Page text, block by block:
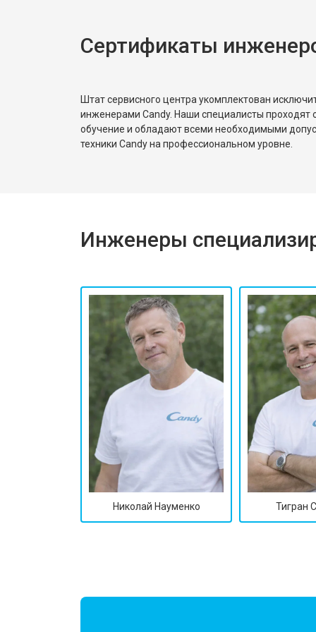
Ремонт или замена патрубка
Корпусный ремонт (замена
Замена щёток
Замена амортизаторов
Замена подшипников
Замена мотора
Ремонт/замена датчика
Замена ТЭН
Сертификаты
Штат сервисного центра укомплектован
инженерами Candy. Наши специалисты проходят
обучение и обладают всеми необходимыми
техники Candy на профессиональном уровне.
Инженеры
Николай Науменко Тигран